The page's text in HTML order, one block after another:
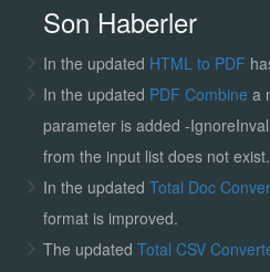
Son Haberler
In the updated HTML to PDF
In the updated PDF Combine a
parameter is added -
from the input list does not exist.
In the updated Total Doc
format is improved.
The updated Total CSV